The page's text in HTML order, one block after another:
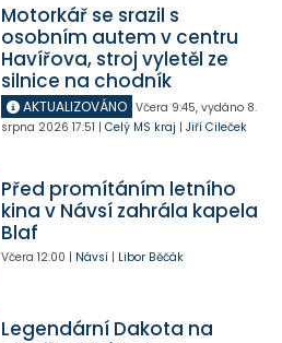
Motorkář se srazil s
osobním autem v centru
Havířova, stroj vyletěl ze
silnice na chodník
AKTUALIZOVÁNO Včera 9:45, vydáno 8.
srpna 2026 17:51 | Celý MS kraj | Jiří Cileček
Před promítáním letního
kina v Návsí zahrála kapela
Blaf
Včera 12:00 | Návsí| Libor Běčák
Legendární Dakota na